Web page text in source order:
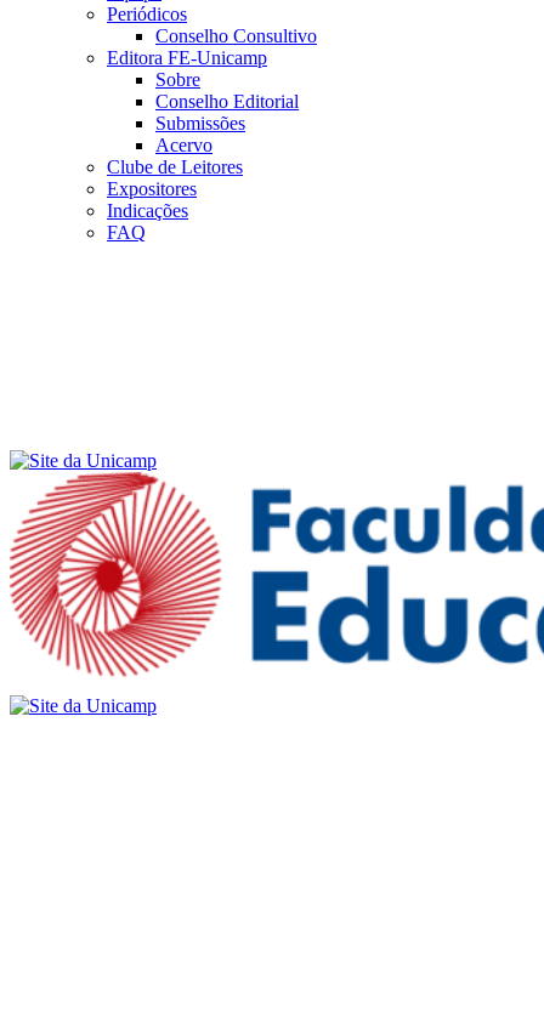
Periódicos
Conselho Consultivo
Editora FE-Unicamp
Sobre
Conselho Editorial
Submissões
Acervo
Clube de Leitores
Expositores
Indicações
FAQ